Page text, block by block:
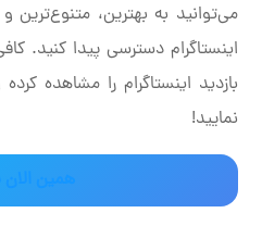
می‌توانید به بهترین، متنوع‌ترین
اینستاگرام دسترسی پیدا کنید.
بازدید اینستاگرام را مشاهده
نمایید!
همین الان